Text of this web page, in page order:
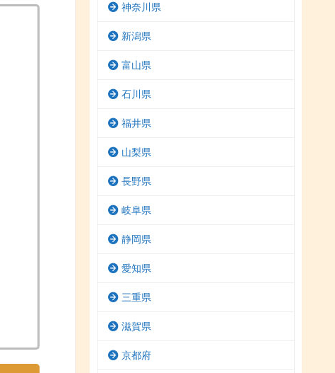
神奈川県
新潟県
富山県
石川県
福井県
山梨県
長野県
岐阜県
静岡県
愛知県
三重県
滋賀県
京都府